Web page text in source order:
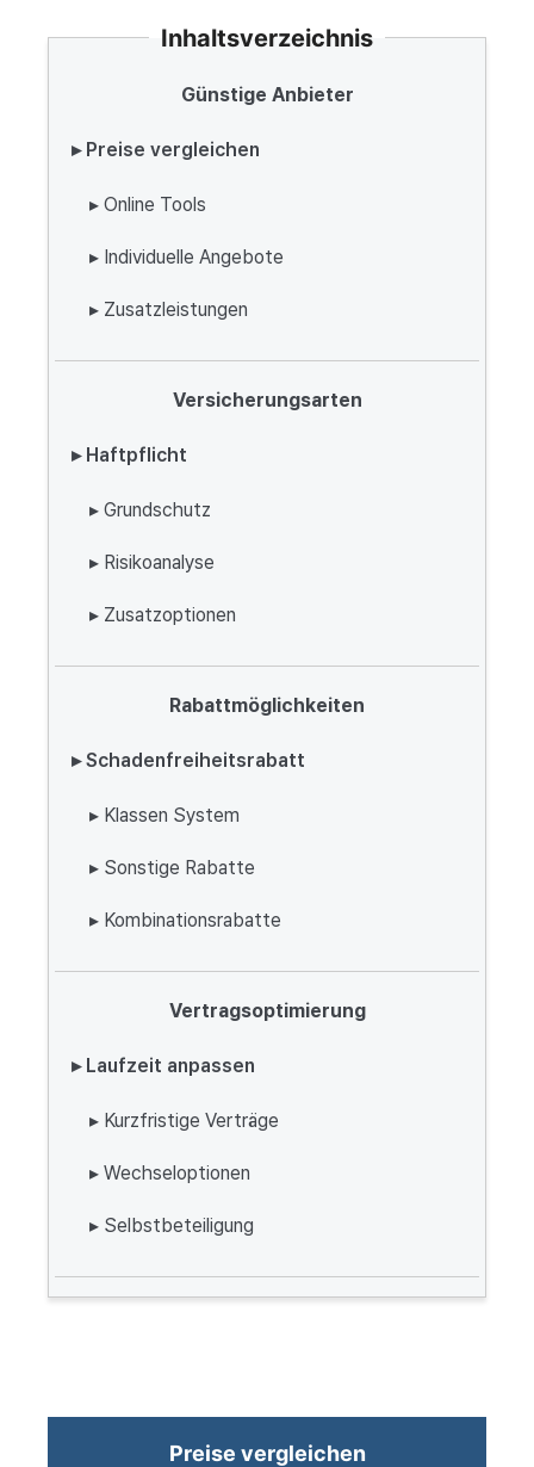
Inhaltsverzeichnis
Günstige Anbieter
▸ Preise vergleichen
▸ Online Tools
▸ Individuelle Angebote
▸ Zusatzleistungen
Versicherungsarten
▸ Haftpflicht
▸ Grundschutz
▸ Risikoanalyse
▸ Zusatzoptionen
Rabattmöglichkeiten
▸ Schadenfreiheitsrabatt
▸ Klassen System
▸ Sonstige Rabatte
▸ Kombinationsrabatte
Vertragsoptimierung
▸ Laufzeit anpassen
▸ Kurzfristige Verträge
▸ Wechseloptionen
▸ Selbstbeteiligung
Preise vergleichen